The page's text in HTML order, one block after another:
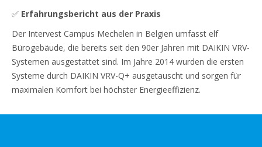
✅ Erfahrungsbericht aus der Praxis
Der Intervest Campus Mechelen in Belgien umfasst elf
Bürogebäude, die bereits seit den 90er Jahren mit DAIKIN VRV-
Systemen ausgestattet sind. Im Jahre 2014 wurden die ersten
Systeme durch DAIKIN VRV-Q+ ausgetauscht und sorgen für
maximalen Komfort bei höchster Energieeffizienz.